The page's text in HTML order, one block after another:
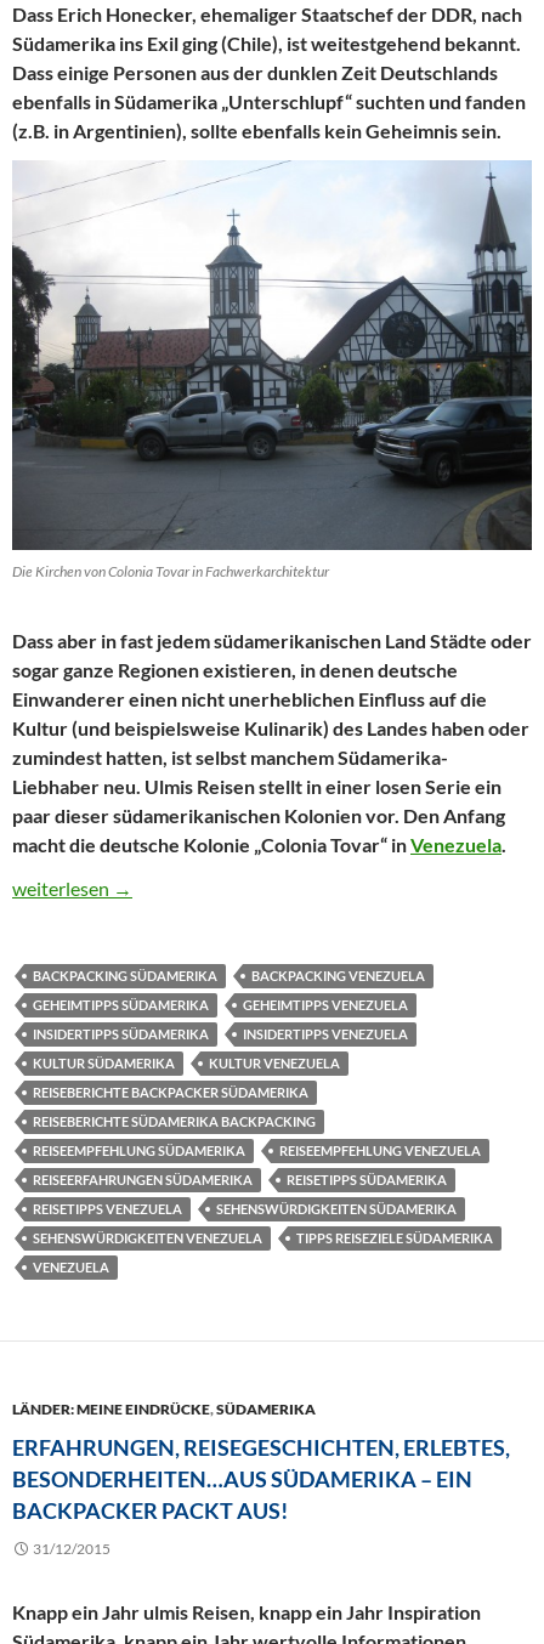
Dass Erich Honecker, ehemaliger Staatschef der DDR, nach
Südamerika ins Exil ging (Chile), ist weitestgehend bekannt.
Dass einige Personen aus der dunklen Zeit Deutschlands
ebenfalls in Südamerika „Unterschlupf“ suchten und fanden
(z.B. in Argentinien), sollte ebenfalls kein Geheimnis sein.
Die Kirchen von Colonia Tovar in Fachwerkarchitektur
Dass aber in fast jedem südamerikanischen Land Städte oder
sogar ganze Regionen existieren, in denen deutsche
Einwanderer einen nicht unerheblichen Einfluss auf die
Kultur (und beispielsweise Kulinarik) des Landes haben oder
zumindest hatten, ist selbst manchem Südamerika-
Liebhaber neu. Ulmis Reisen stellt in einer losen Serie ein
paar dieser südamerikanischen Kolonien vor. Den Anfang
macht die deutsche Kolonie „Colonia Tovar“ inVenezuela.
Deutsche Kolonien in Südamerika – Colonia Tovar in Venezuela
weiterlesen →
BACKPACKING SÜDAMERIKA
BACKPACKING VENEZUELA
GEHEIMTIPPS SÜDAMERIKA
GEHEIMTIPPS VENEZUELA
INSIDERTIPPS SÜDAMERIKA
INSIDERTIPPS VENEZUELA
KULTUR SÜDAMERIKA
KULTUR VENEZUELA
REISEBERICHTE BACKPACKER SÜDAMERIKA
REISEBERICHTE SÜDAMERIKA BACKPACKING
REISEEMPFEHLUNG SÜDAMERIKA
REISEEMPFEHLUNG VENEZUELA
REISEERFAHRUNGEN SÜDAMERIKA
REISETIPPS SÜDAMERIKA
REISETIPPS VENEZUELA
SEHENSWÜRDIGKEITEN SÜDAMERIKA
SEHENSWÜRDIGKEITEN VENEZUELA
TIPPS REISEZIELE SÜDAMERIKA
VENEZUELA
LÄNDER: MEINE EINDRÜCKE,SÜDAMERIKA
ERFAHRUNGEN, REISEGESCHICHTEN, ERLEBTES,
BESONDERHEITEN…AUS SÜDAMERIKA – EIN
BACKPACKER PACKT AUS!
31/12/2015
Knapp ein Jahr ulmis Reisen, knapp ein Jahr Inspiration